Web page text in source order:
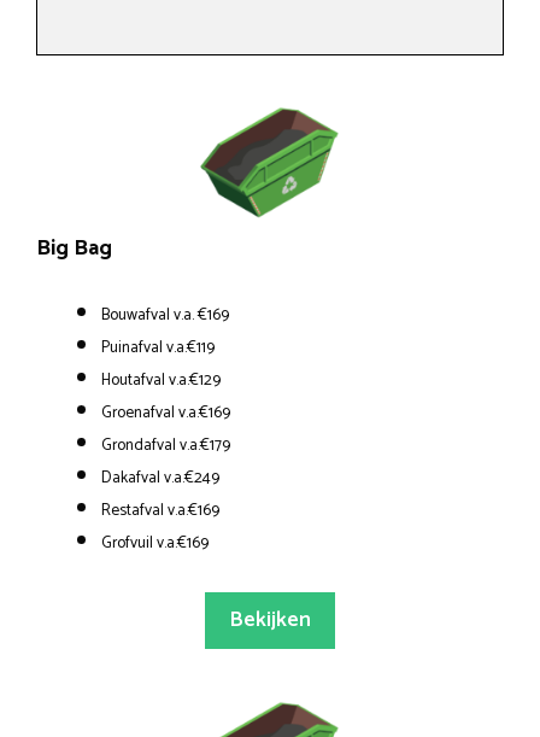
Big Bag
Bouwafval v.a. €169
Puinafval v.a.€119
Houtafval v.a.€129
Groenafval v.a.€169
Grondafval v.a.€179
Dakafval v.a.€249
Restafval v.a.€169
Grofvuil v.a.€169
Bekijken